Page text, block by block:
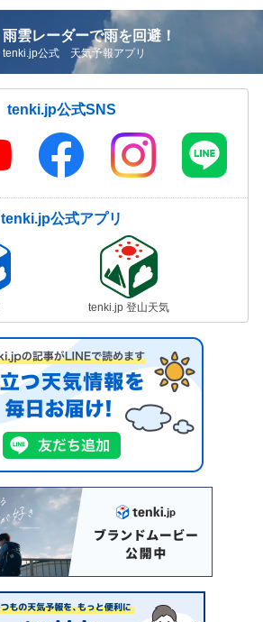
雨雲レーダーで雨を回避！
tenki.jp公式 天気予報アプリ
tenki.jp公式SNS
tenki.jp公式アプリ
tenki.jp 登山天気